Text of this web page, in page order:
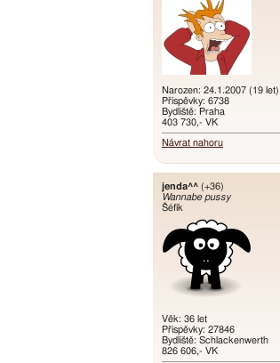
Narozen: 24.1.2007 (19 let)
Příspěvky: 6738
Bydliště: Praha
403 730,- VK
Návrat nahoru
jenda^^ (+36)
Wannabe pussy
Šéfík
Věk: 36 let
Příspěvky: 27846
Bydliště: Schlackenwerth
826 606,- VK